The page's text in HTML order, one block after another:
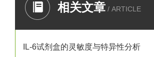
相关文章 / ARTICLE
IL-6试剂盒的灵敏度与特异性分析